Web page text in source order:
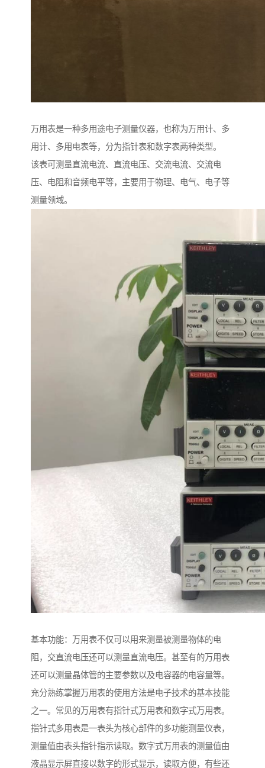
万用表是一种多用途电子测量仪器，也称为万用计、多
用计、多用电表等，分为指针表和数字表两种类型。
该表可测量直流电流、直流电压、交流电流、交流电
压、电阻和音频电平等，主要用于物理、电气、电子等
测量领域。
基本功能：万用表不仅可以用来测量被测量物体的电
阻，交直流电压还可以测量直流电压。甚至有的万用表
还可以测量晶体管的主要参数以及电容器的电容量等。
充分熟练掌握万用表的使用方法是电子技术的基本技能
之一。常见的万用表有指针式万用表和数字式万用表。
指针式多用表是一表头为核心部件的多功能测量仪表，
测量值由表头指针指示读取。数字式万用表的测量值由
液晶显示屏直接以数字的形式显示，读取方便，有些还